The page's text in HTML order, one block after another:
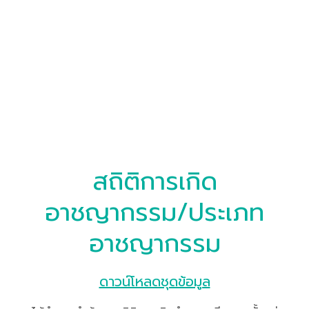
สถิติการเกิด
อาชญากรรม/ประเภท
อาชญากรรม
ดาวน์โหลดชุดข้อมูล